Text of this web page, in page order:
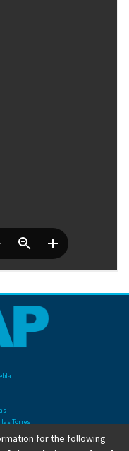
Torres
Manuel
for the following